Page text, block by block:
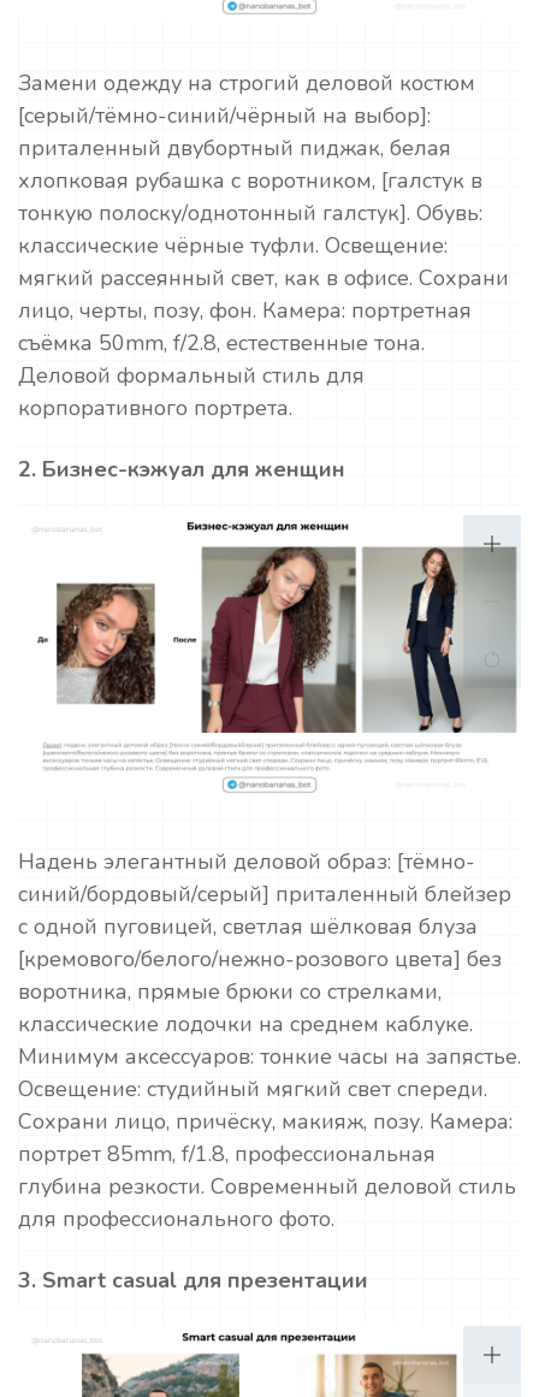
Замени одежду на строгий деловой костюм
[серый/тёмно-синий/чёрный на выбор]:
приталенный двубортный пиджак, белая
хлопковая рубашка с воротником, [галстук в
тонкую полоску/однотонный галстук]. Обувь:
классические чёрные туфли. Освещение:
мягкий рассеянный свет, как в офисе. Сохрани
лицо, черты, позу, фон. Камера: портретная
съёмка 50mm, f/2.8, естественные тона.
Деловой формальный стиль для
корпоративного портрета.
2. Бизнес-кэжуал для женщин
Надень элегантный деловой образ: [тёмно-
синий/бордовый/серый] приталенный блейзер
с одной пуговицей, светлая шёлковая блуза
[кремового/белого/нежно-розового цвета] без
воротника, прямые брюки со стрелками,
классические лодочки на среднем каблуке.
Минимум аксессуаров: тонкие часы на запястье.
Освещение: студийный мягкий свет спереди.
Сохрани лицо, причёску, макияж, позу. Камера:
портрет 85mm, f/1.8, профессиональная
глубина резкости. Современный деловой стиль
для профессионального фото.
3. Smart casual для презентации